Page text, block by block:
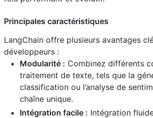
Principales caractéristiques
LangChain offre plusieurs avantages
développeurs :
Modularité : Combinez différents
traitement de texte, tels que la
classification ou l’analyse de
chaîne unique.
Intégration facile : Intégration